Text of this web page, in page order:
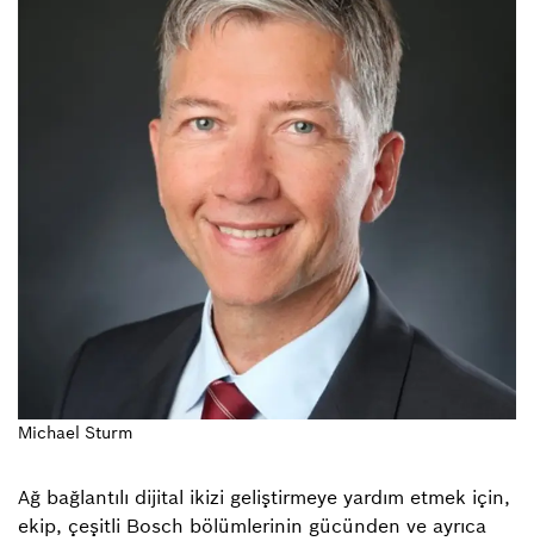
Michael Sturm
Ağ bağlantılı dijital ikizi geliştirmeye yardım etmek için,
ekip, çeşitli Bosch bölümlerinin gücünden ve ayrıca